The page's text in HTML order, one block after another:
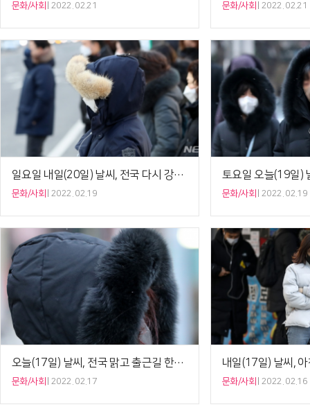
문화/사회 2022. 02.21 문화/사회 2022. 02.21
일요일 내일(20일) 날씨, 전국 다시 강추위…경기 북부·강원 내륙 ‘한파특보’
문화/사회 2022. 02.19 문화/사회 2022. 02.19
오늘(17일) 날씨, 전국 맑고 출근길 한파특보…아침 기온 영하 11도
문화/사회 2022. 02.17 문화/사회 2022. 02.16